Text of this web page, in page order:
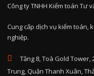
Công ty TNHH Kiểm toán Tư
Cung cấp dịch vụ kiểm toán,
nghiệp.
Tầng 8, Toà Gold
Trung, Quận Thanh Xuân,